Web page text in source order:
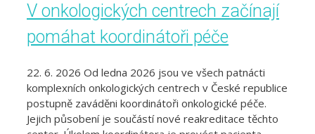
V onkologických centrech začínají
pomáhat koordinátoři péče
22. 6. 2026 Od ledna 2026 jsou ve všech patnácti
komplexních onkologických centrech v České republice
postupně zaváděni koordinátoři onkologické péče.
Jejich působení je součástí nové reakreditace těchto